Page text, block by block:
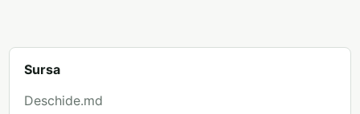
Sursa
Deschide.md